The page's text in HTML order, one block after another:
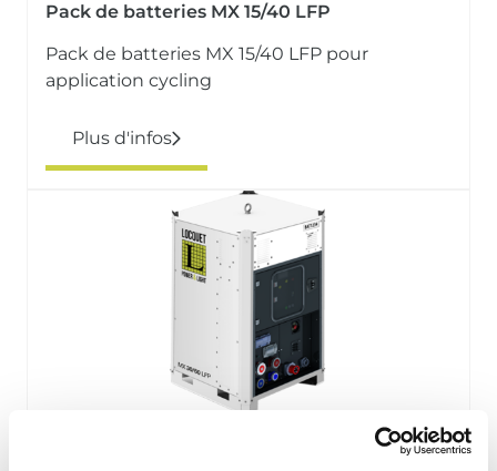
Pack de batteries MX 15/40 LFP
Pack de batteries MX 15/40 LFP pour
application cycling
Plus d'infos